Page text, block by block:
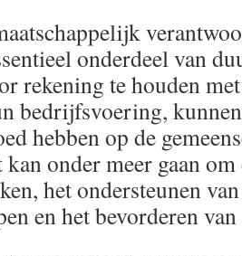
onderdeel van
rekening te houden
bedrijfsvoering,
hebben op de
onder meer gaan
het ondersteunen
en het bevorderen